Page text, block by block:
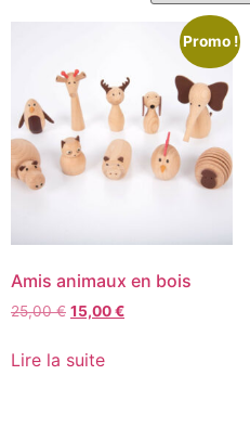
Promo !
Amis animaux en bois
25,00€ 15,00€
Lire la suite